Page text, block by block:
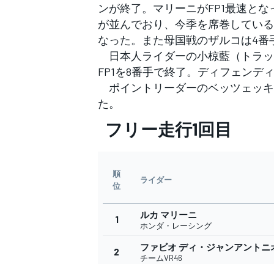
すべてのカテゴリー
ンが終了。マリーニがFP1最速と
が並んでおり、今季を席巻してい
なった。また母国戦のザルコは4
日本人ライダーの小椋藍（トラ
FP1を8番手で終了。ディフェンデ
ポイントリーダーのベッツェッ
た。
フリー走行1回目
順
位
ライダー
1 ルカ マリーニ
ホンダ・レーシング
2 ファビオ ディ・ジャンアントニ
チームVR46